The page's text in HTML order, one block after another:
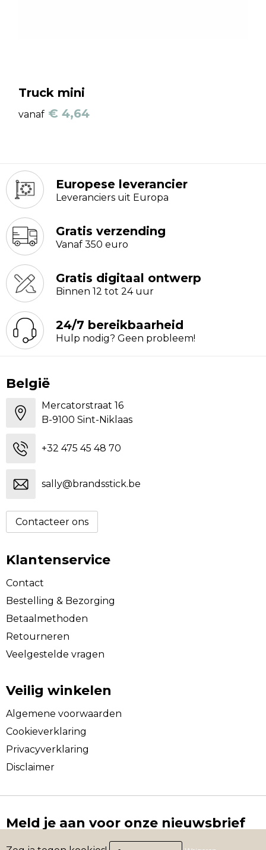
Truck mini
vanaf € 4,64
Europese leverancier
Leveranciers uit Europa
Gratis verzending
Vanaf 350 euro
Gratis digitaal ontwerp
Binnen 12 tot 24 uur
24/7 bereikbaarheid
Hulp nodig? Geen probleem!
België
Mercatorstraat 16
B-9100 Sint-Niklaas
+32 475 45 48 70
sally@brandsstick.be
Contacteer ons
Klantenservice
Contact
Bestelling & Bezorging
Betaalmethoden
Retourneren
Veelgestelde vragen
Veilig winkelen
Algemene voorwaarden
Cookieverklaring
Privacyverklaring
Disclaimer
Meld je aan voor onze nieuwsbrief
Schrijf je in voor onze nieuwsbrief en mis nooit nog